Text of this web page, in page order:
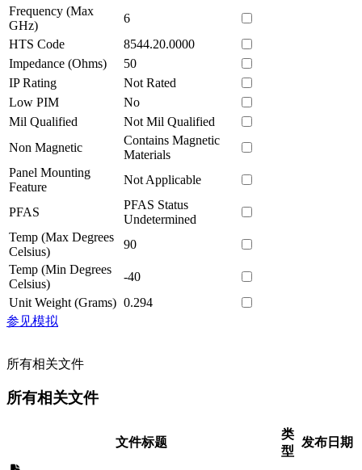
Frequency (Max
GHz)
6
HTS Code
8544.20.0000
Impedance (Ohms)
50
IP Rating
Not Rated
Low PIM
No
Mil Qualified
Not Mil Qualified
Non Magnetic
Contains Magnetic
Materials
Panel Mounting
Feature
Not Applicable
PFAS
PFAS Status
Undetermined
Temp (Max Degrees
Celsius)
90
Temp (Min Degrees
Celsius)
-40
Unit Weight (Grams) 0.294
参见模拟
所有相关文件
所有相关文件
文件标题
类
型
发布日期